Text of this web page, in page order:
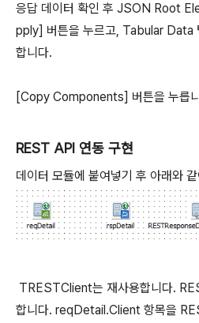
응답 데이터 확인 후 JSON Root
pply] 버튼을 누르고, Tabular Data
합니다.
[Copy Components] 버튼을 누릅
REST API 연동 구현
데이터 모듈에 붙여넣기 후 아래와
TRESTClient는 재사용합니다.
합니다. reqDetail.Client 항목을